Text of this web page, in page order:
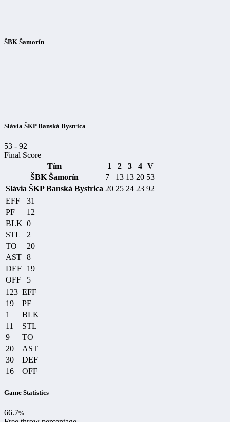
ŠBK Šamorín
Slávia ŠKP Banská Bystrica
53 - 92
Final Score
Tím
1 2 3 4 V
ŠBK Šamorín
7 13 13 20 53
Slávia ŠKP Banská Bystrica 20 25 24 23 92
EFF
31
PF
12
BLK 0
STL
2
TO
20
AST 8
DEF
19
OFF
5
123 EFF
19
PF
1
BLK
11
STL
9
TO
20
AST
30
DEF
16
OFF
Game Statistics
66.7%